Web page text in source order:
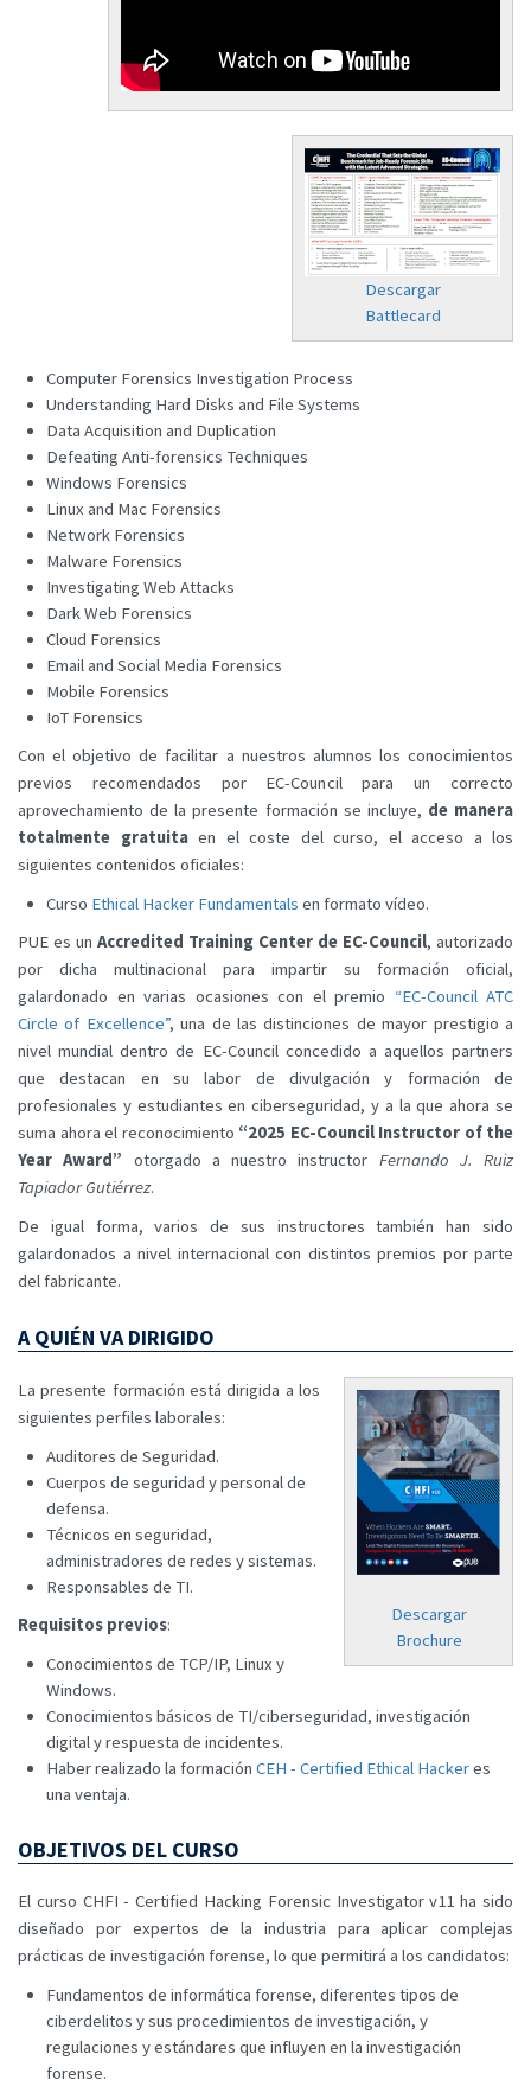
Descargar
Battlecard
Computer Forensics Investigation Process
Understanding Hard Disks and File Systems
Data Acquisition and Duplication
Defeating Anti-forensics Techniques
Windows Forensics
Linux and Mac Forensics
Network Forensics
Malware Forensics
Investigating Web Attacks
Dark Web Forensics
Cloud Forensics
Email and Social Media Forensics
Mobile Forensics
IoT Forensics
Con el objetivo de facilitar a nuestros alumnos los conocimientos
previos recomendados por EC-Council para un correcto
aprovechamiento de la presente formación se incluye, de manera
totalmente gratuitaen el coste del curso, el acceso a los
siguientes contenidos oficiales:
Curso Ethical Hacker Fundamentals en formato vídeo.
PUE es un Accredited Training Center de EC-Council, autorizado
por dicha multinacional para impartir su formación oficial,
galardonado en varias ocasiones con el premio “EC-Council ATC
Circle of Excellence”, una de las distinciones de mayor prestigio a
nivel mundial dentro de EC-Council concedido a aquellos partners
que destacan en su labor de divulgación y formación de
profesionales y estudiantes en ciberseguridad, y a la que ahora se
suma ahora el reconocimiento “2025 EC-Council Instructor of the
Year Award” otorgado a nuestro instructor Fernando J. Ruiz
Tapiador Gutiérrez.
De igual forma, varios de sus instructores también han sido
galardonados a nivel internacional con distintos premios por parte
del fabricante.
A QUIÉN VA DIRIGIDO
Descargar
Brochure
La presente formación está dirigida a los
siguientes perfiles laborales:
Auditores de Seguridad.
Cuerpos de seguridad y personal de
defensa.
Técnicos en seguridad,
administradores de redes y sistemas.
Responsables de TI.
Requisitos previos:
Conocimientos de TCP/IP, Linux y
Windows.
Conocimientos básicos de TI/ciberseguridad, investigación
digital y respuesta de incidentes.
Haber realizado la formación CEH - Certified Ethical Hackeres
una ventaja.
OBJETIVOS DEL CURSO
El curso CHFI - Certified Hacking Forensic Investigator v11 ha sido
diseñado por expertos de la industria para aplicar complejas
prácticas de investigación forense, lo que permitirá a los candidatos:
Fundamentos de informática forense, diferentes tipos de
ciberdelitos y sus procedimientos de investigación, y
regulaciones y estándares que influyen en la investigación
forense.